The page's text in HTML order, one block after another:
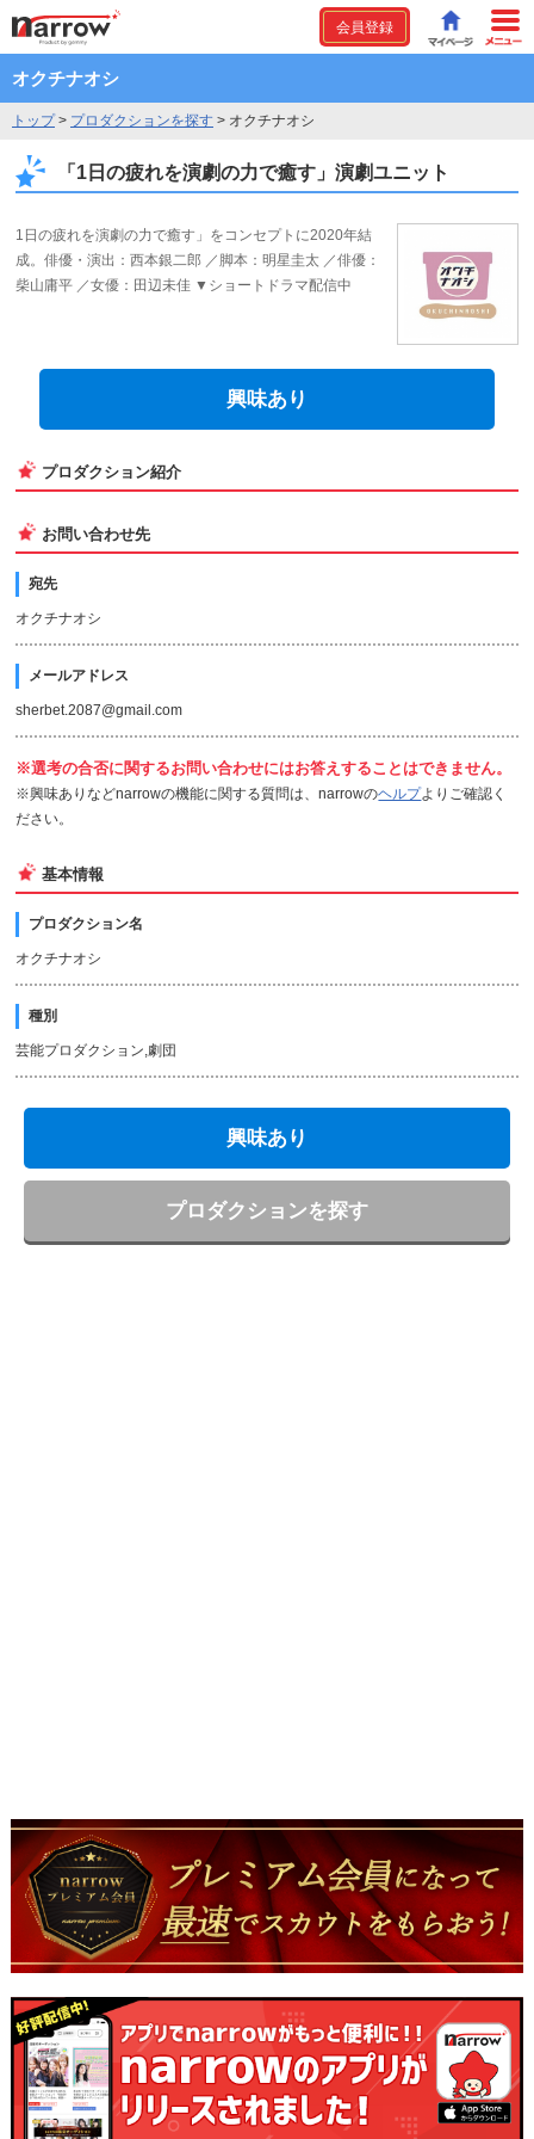
会員登録
オクチナオシ
トップ> プロダクションを探す > オクチナオシ
「1日の疲れを演劇の力で癒す」演劇ユニット
1日の疲れを演劇の力で癒す」をコンセプトに2020年結
成。俳優・演出：西本銀二郎 ／脚本：明星圭太 ／俳優：
柴山庸平 ／女優：田辺未佳 ▼ショートドラマ配信中
興味あり
プロダクション紹介
お問い合わせ先
宛先
オクチナオシ
メールアドレス
sherbet.2087@gmail.com
※選考の合否に関するお問い合わせにはお答えすることはできません。
※興味ありなどnarrowの機能に関する質問は、narrowのヘルプよりご確認く
ださい。
基本情報
プロダクション名
オクチナオシ
種別
芸能プロダクション,劇団
興味あり
プロダクションを探す